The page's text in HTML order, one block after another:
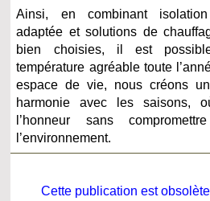
Ainsi, en combinant
adaptée et solutions de
bien choisies, il est
température agréable toute
espace de vie, nous créons
harmonie avec les saisons,
l’honneur sans
l’environnement.
Cette publication est